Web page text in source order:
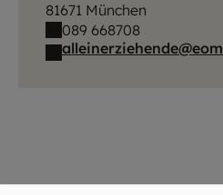
81671 München
089 668708